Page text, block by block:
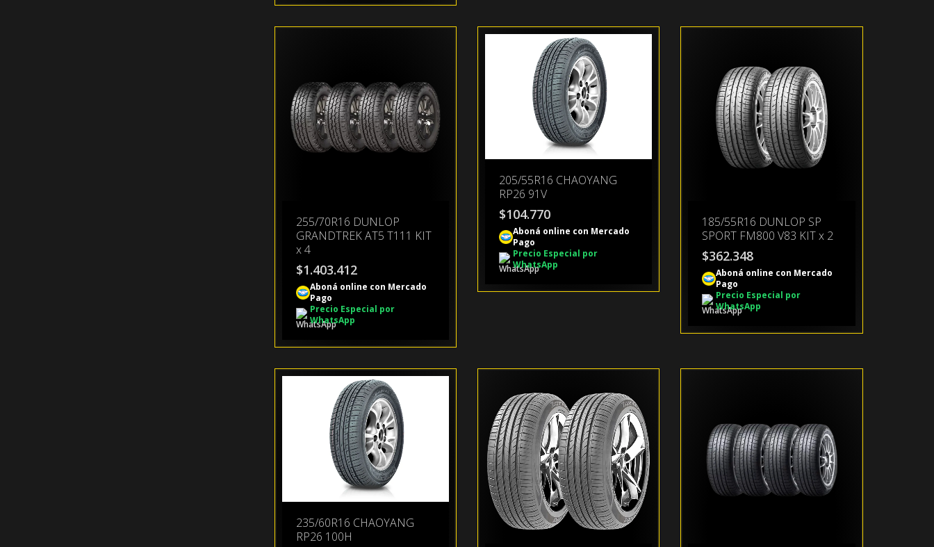
255/70R16 DUNLOP
GRANDTREK AT5 T111 KIT
x 4
$1.403.412
Aboná online con Mercado
Pago
Precio Especial por
WhatsApp
205/55R16 CHAOYANG
RP26 91V
$104.770
Aboná online con Mercado
Pago
Precio Especial por
WhatsApp
185/55R16 DUNLOP SP
SPORT FM800 V83 KIT x 2
$362.348
Aboná online con Mercado
Pago
Precio Especial por
WhatsApp
235/60R16 CHAOYANG
RP26 100H